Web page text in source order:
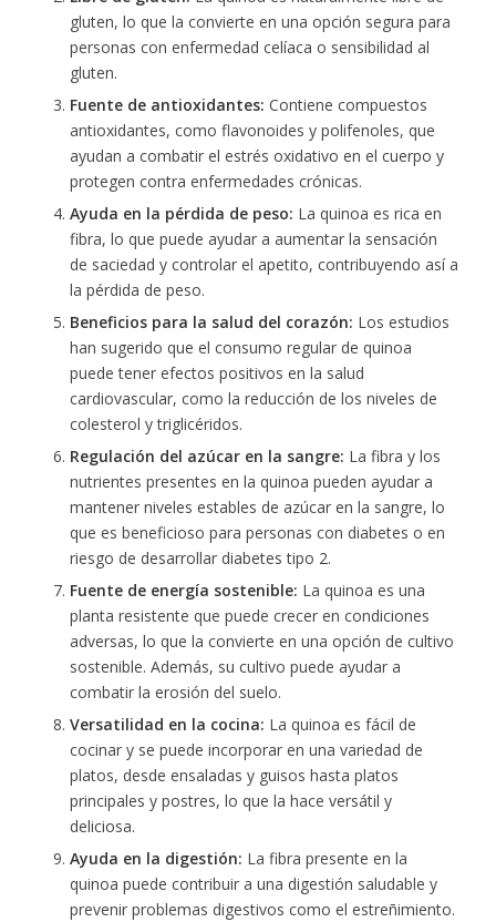
gluten, lo que la convierte en una opción segura para
personas con enfermedad celíaca o sensibilidad al
gluten.
Fuente de antioxidantes: Contiene compuestos
antioxidantes, como flavonoides y polifenoles, que
ayudan a combatir el estrés oxidativo en el cuerpo y
protegen contra enfermedades crónicas.
Ayuda en la pérdida de peso: La quinoa es rica en
fibra, lo que puede ayudar a aumentar la sensación
de saciedad y controlar el apetito, contribuyendo así a
la pérdida de peso.
Beneficios para la salud del corazón: Los estudios
han sugerido que el consumo regular de quinoa
puede tener efectos positivos en la salud
cardiovascular, como la reducción de los niveles de
colesterol y triglicéridos.
Regulación del azúcar en la sangre: La fibra y los
nutrientes presentes en la quinoa pueden ayudar a
mantener niveles estables de azúcar en la sangre, lo
que es beneficioso para personas con diabetes o en
riesgo de desarrollar diabetes tipo 2.
Fuente de energía sostenible: La quinoa es una
planta resistente que puede crecer en condiciones
adversas, lo que la convierte en una opción de cultivo
sostenible. Además, su cultivo puede ayudar a
combatir la erosión del suelo.
Versatilidad en la cocina: La quinoa es fácil de
cocinar y se puede incorporar en una variedad de
platos, desde ensaladas y guisos hasta platos
principales y postres, lo que la hace versátil y
deliciosa.
Ayuda en la digestión: La fibra presente en la
quinoa puede contribuir a una digestión saludable y
prevenir problemas digestivos como el estreñimiento.